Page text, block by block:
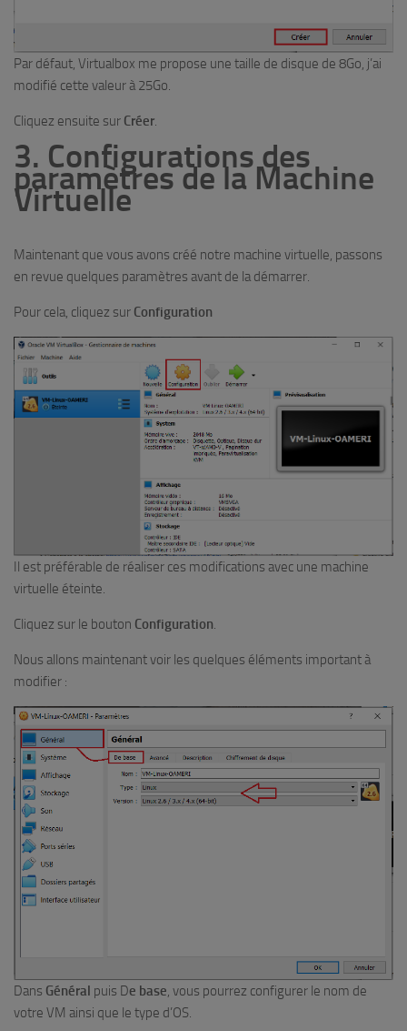
Par défaut, Virtualbox me propose une taille de disque de 8Go, j’ai
modifié cette valeur à 25Go.
Cliquez ensuite sur Créer.
3. Configurations des
paramètres de la Machine
Virtuelle
Maintenant que vous avons créé notre machine virtuelle, passons
en revue quelques paramètres avant de la démarrer.
Pour cela, cliquez sur Configuration
Il est préférable de réaliser ces modifications avec une machine
virtuelle éteinte.
Cliquez sur le bouton Configuration.
Nous allons maintenant voir les quelques éléments important à
modifier :
Dans Général puis De base, vous pourrez configurer le nom de
votre VM ainsi que le type d’OS.